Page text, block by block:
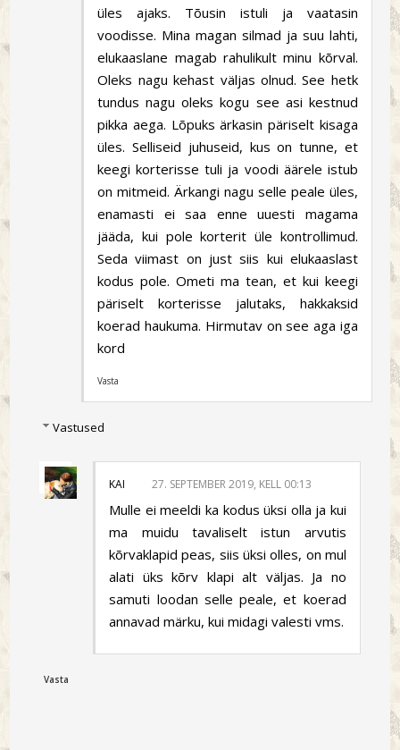
üles ajaks. Tõusin istuli ja vaatasin
voodisse. Mina magan silmad ja suu lahti,
elukaaslane magab rahulikult minu kõrval.
Oleks nagu kehast väljas olnud. See hetk
tundus nagu oleks kogu see asi kestnud
pikka aega. Lõpuks ärkasin päriselt kisaga
üles. Selliseid juhuseid, kus on tunne, et
keegi korterisse tuli ja voodi äärele istub
on mitmeid. Ärkangi nagu selle peale üles,
enamasti ei saa enne uuesti magama
jääda, kui pole korterit üle kontrollimud.
Seda viimast on just siis kui elukaaslast
kodus pole. Ometi ma tean, et kui keegi
päriselt korterisse jalutaks, hakkaksid
koerad haukuma. Hirmutav on see aga iga
kord
Vasta
Vastused
KAI 27. SEPTEMBER 2019, KELL 00:13
Mulle ei meeldi ka kodus üksi olla ja kui
ma muidu tavaliselt istun arvutis
kõrvaklapid peas, siis üksi olles, on mul
alati üks kõrv klapi alt väljas. Ja no
samuti loodan selle peale, et koerad
annavad märku, kui midagi valesti vms.
Vasta